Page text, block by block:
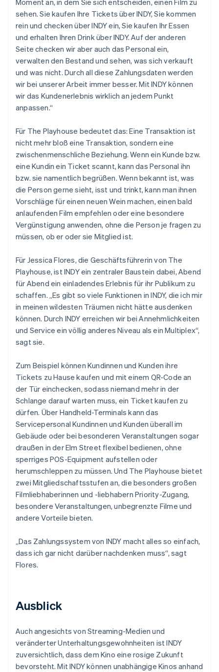
sehen. Sie kaufen Ihre Tickets über INDY, Sie kommen
rein und checken über INDY ein, Sie kaufen Ihr Essen
und erhalten Ihren Drink über INDY. Auf der anderen
Seite checken wir aber auch das Personal ein,
verwalten den Bestand und sehen, was sich verkauft
und was nicht. Durch all diese Zahlungsdaten werden
wir bei unserer Arbeit immer besser. Mit INDY können
wir das Kundenerlebnis wirklich an jedem Punkt
anpassen.“
Für The Playhouse bedeutet das: Eine Transaktion ist
nicht mehr bloß eine Transaktion, sondern eine
zwischenmenschliche Beziehung. Wenn ein Kunde bzw.
eine Kundin ein Ticket scannt, kann das Personal ihn
bzw. sie namentlich begrüßen. Wenn bekannt ist, was
die Person gerne sieht, isst und trinkt, kann man ihnen
Vorschläge für einen neuen Wein machen, einen bald
anlaufenden Film empfehlen oder eine besondere
Vergünstigung anwenden, ohne die Person je fragen zu
müssen, ob er oder sie Mitglied ist.
Für Jessica Flores, die Geschäftsführerin von The
Playhouse, ist INDY ein zentraler Baustein dabei, Abend
für Abend ein einladendes Erlebnis für ihr Publikum zu
schaffen. „Es gibt so viele Funktionen in INDY, die ich mir
in meinen wildesten Träumen nicht hätte ausdenken
können. Durch INDY erreichen wir bei Annehmlichkeiten
und Service ein völlig anderes Niveau als ein Multiplex“,
sagt sie.
Zum Beispiel können Kundinnen und Kunden ihre
Tickets zu Hause kaufen und mit einem QR-Code an
der Tür einchecken, sodass niemand mehr in der
Schlange darauf warten muss, ein Ticket kaufen zu
dürfen. Über Handheld-Terminals kann das
Servicepersonal Kundinnen und Kunden überall im
Gebäude oder bei besonderen Veranstaltungen sogar
draußen in der Elm Street flexibel bedienen, ohne
sperriges POS-Equipment aufstellen oder
herumschleppen zu müssen. Und The Playhouse bietet
zwei Mitgliedschaftsstufen an, die besonders großen
Filmliebhaberinnen und -liebhabern Priority-Zugang,
besondere Veranstaltungen, unbegrenzte Filme und
andere Vorteile bieten.
„Das Zahlungssystem von INDY macht alles so einfach,
dass ich gar nicht darüber nachdenken muss“, sagt
Flores.
Ausblick
Auch angesichts von Streaming-Medien und
veränderter Unterhaltungsgewohnheiten ist INDY
zuversichtlich, dass dem Kino eine rosige Zukunft
bevorsteht. Mit INDY können unabhängige Kinos anhand